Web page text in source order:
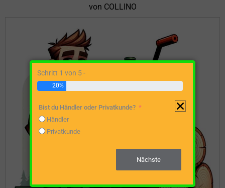
von COLLINO
Schritt 1 von 5 -
20%
Bist du Händler oder Privatkunde?
Händler
Privatkunde
Nächste